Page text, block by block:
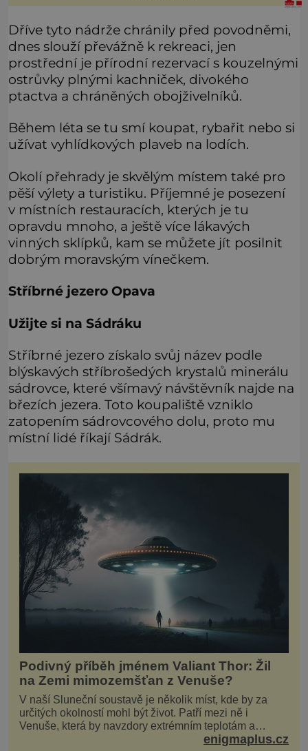
Dříve tyto nádrže chránily před povodněmi,
dnes slouží převážně k rekreaci, jen
prostřední je přírodní rezervací s kouzelnými
ostrůvky plnými kachniček, divokého
ptactva a chráněných obojživelníků.
Během léta se tu smí koupat, rybařit nebo si
užívat vyhlídkových plaveb na lodích.
Okolí přehrady je skvělým místem také pro
pěší výlety a turistiku. Příjemné je posezení
v místních restauracích, kterých je tu
opravdu mnoho, a ještě více lákavých
vinných sklípků, kam se můžete jít posilnit
dobrým moravským vínečkem.
Stříbrné jezero Opava
Užijte si na Sádráku
Stříbrné jezero získalo svůj název podle
blýskavých stříbrošedých krystalů minerálu
sádrovce, které všímavý návštěvník najde na
březích jezera. Toto koupaliště vzniklo
zatopením sádrovcového dolu, proto mu
místní lidé říkají Sádrák.
Podivný příběh jménem Valiant Thor: Žil
na Zemi mimozemšťan z Venuše?
V naší Sluneční soustavě je několik míst, kde by za
určitých okolností mohl být život. Patří mezi ně i
Venuše, která by navzdory extrémním teplotám a
smrtícímu složení atmosféry teoreticky mohla ukrývat
enigmaplus.cz